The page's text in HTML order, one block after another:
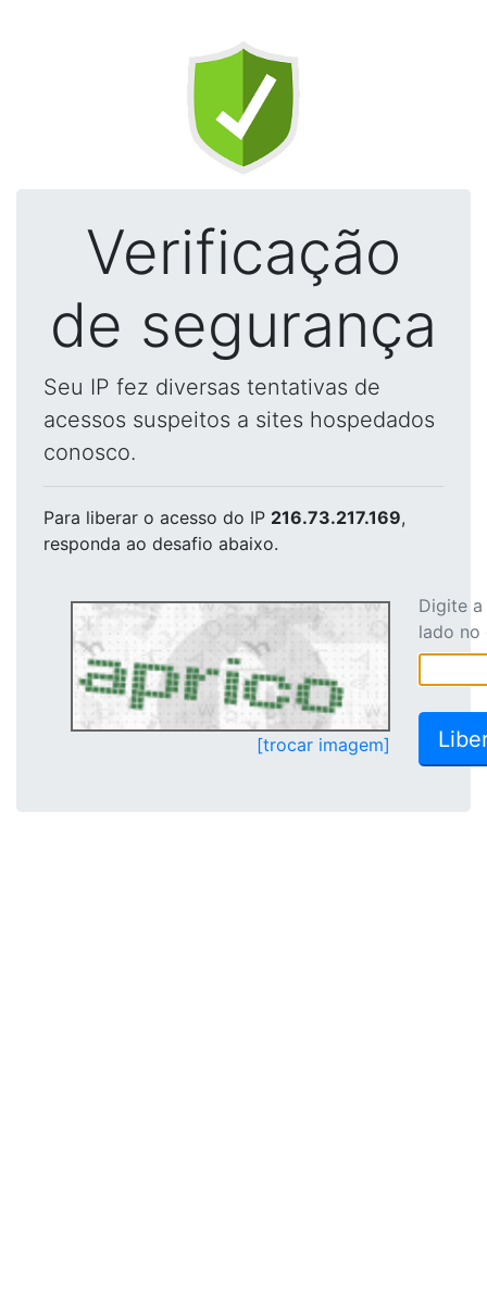
Verificação
de segurança
Seu IP fez diversas tentativas de
acessos suspeitos a sites hospedados
conosco.
Para liberar o acesso do IP 216.73.217.169,
responda ao desafio abaixo.
[trocar imagem]
Digite
lado no